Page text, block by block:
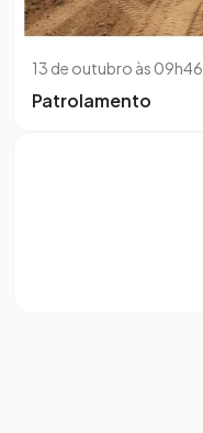
13 de outubro às 09h46
Patrolamento